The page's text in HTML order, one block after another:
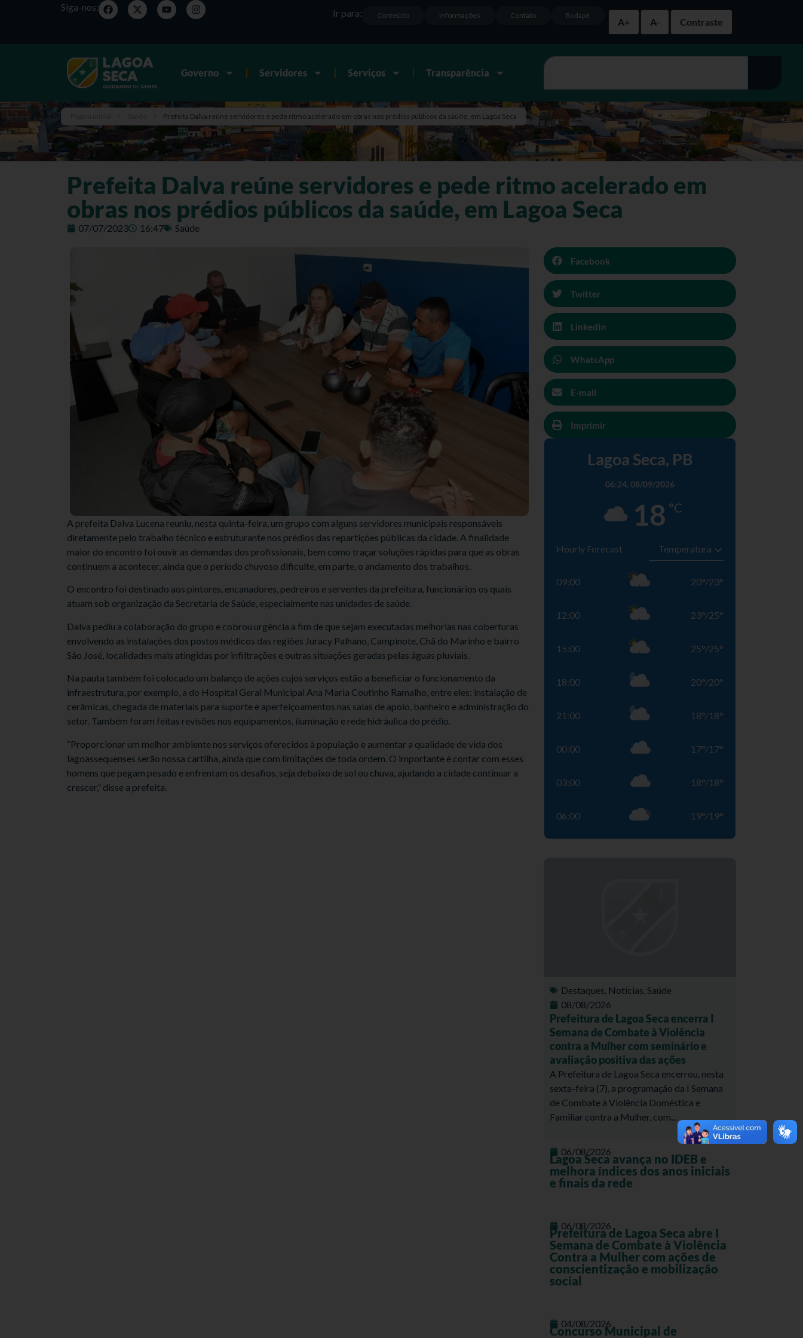
Siga-nos:
A+
A- Contraste
Rodapé
Contato
Informações
Conteúdo
Ir para:
Governo Servidores Serviços Transparência
Prefeita Dalva reúne servidores e pede ritmo acelerado em obras nos prédios públicos da saúde, em Lagoa Seca
Prefeita Dalva reúne servidores e pede ritmo acelerado em
obras nos prédios públicos da saúde, em Lagoa Seca
07/07/2023 16:47 Saúde
A prefeita Dalva Lucena reuniu, nesta quinta-feira, um grupo com alguns servidores municipais responsáveis
diretamente pelo trabalho técnico e estruturante nos prédios das repartições públicas da cidade. A finalidade
maior do encontro foi ouvir as demandas dos profissionais, bem como traçar soluções rápidas para que as obras
continuem a acontecer, ainda que o período chuvoso dificulte, em parte, o andamento dos trabalhos.
O encontro foi destinado aos pintores, encanadores, pedreiros e serventes da prefeitura, funcionários os quais
atuam sob organização da Secretaria de Saúde, especialmente nas unidades de saúde.
Dalva pediu a colaboração do grupo e cobrou urgência a fim de que sejam executadas melhorias nas coberturas
envolvendo as instalações dos postos médicos das regiões Juracy Palhano, Campinote, Chã do Marinho e bairro
São José, localidades mais atingidas por infiltrações e outras situações geradas pelas águas pluviais.
Na pauta também foi colocado um balanço de ações cujos serviços estão a beneficiar o funcionamento da
infraestrutura, por exemplo, a do Hospital Geral Municipal Ana Maria Coutinho Ramalho, entre eles: instalação de
cerâmicas, chegada de materiais para suporte e aperfeiçoamentos nas salas de apoio, banheiro e administração do
setor. Também foram feitas revisões nos equipamentos, iluminação e rede hidráulica do prédio.
“Proporcionar um melhor ambiente nos serviços oferecidos à população e aumentar a qualidade de vida dos
lagoassequenses serão nossa cartilha, ainda que com limitações de toda ordem. O importante é contar com esses
homens que pegam pesado e enfrentam os desafios, seja debaixo de sol ou chuva, ajudando a cidade continuar a
crescer,” disse a prefeita.
Facebook
Twitter
LinkedIn
WhatsApp
E-mail
Imprimir
Lagoa Seca, PB
06:24, 08/09/2026
18 °C
Hourly Forecast
09:00 20°/23°
12:00 23°/25°
15:00 25°/25°
18:00 20°/20°
21:00 18°/18°
00:00 17°/17°
03:00 18°/18°
06:00 19°/19°
Destaques, Notícias,Saúde
08/08/2026
Prefeitura de Lagoa Seca encerra I
Semana de Combate à Violência
contra a Mulher com seminário e
avaliação positiva das ações
A Prefeitura de Lagoa Seca encerrou, nesta
sexta-feira (7), a programação da I Semana
de Combate à Violência Doméstica e
Familiar contra a Mulher, com...
06/08/2026
Lagoa Seca avança no IDEB e
melhora índices dos anos iniciais
e finais da rede
06/08/2026
Prefeitura de Lagoa Seca abre I
Semana de Combate à Violência
Contra a Mulher com ações de
conscientização e mobilização
social
04/08/2026
Concurso Municipal de